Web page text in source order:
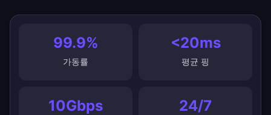
99.9%
가동률
<20ms
평균 핑
10Gbps 24/7